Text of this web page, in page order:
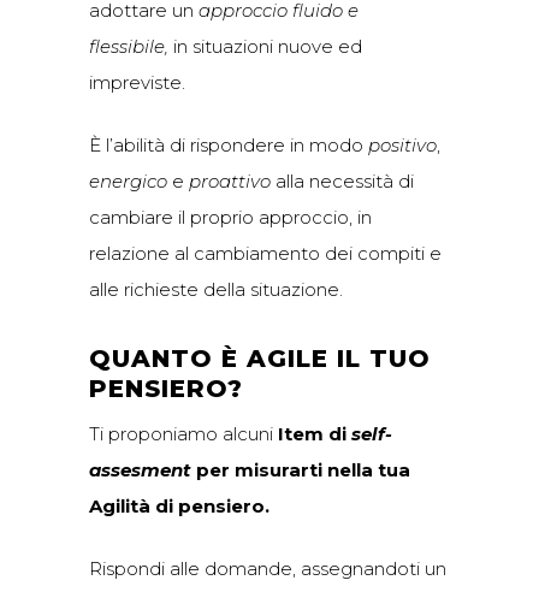
adottare un approccio fluido e
flessibile, in situazioni nuove ed
impreviste.
È l’abilità di rispondere in modo positivo,
energico e proattivo alla necessità di
cambiare il proprio approccio, in
relazione al cambiamento dei compiti e
alle richieste della situazione.
QUANTO È AGILE IL TUO
PENSIERO?
Ti proponiamo alcuni Item di self-
assesment per misurarti nella tua
Agilità di pensiero.
Rispondi alle domande, assegnandoti un